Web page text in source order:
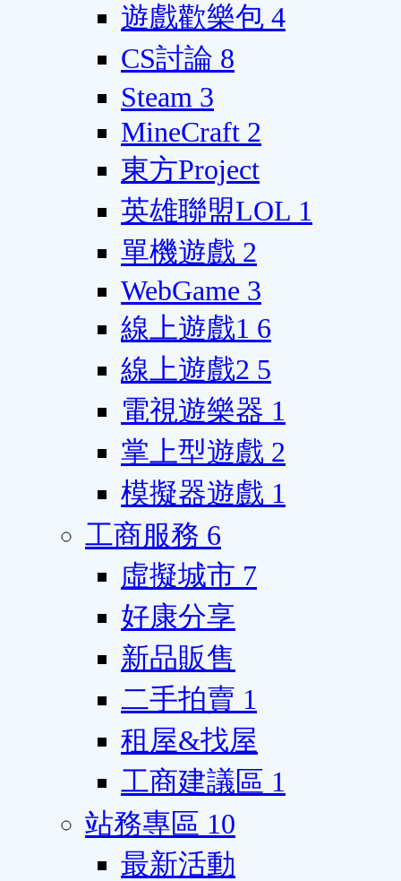
遊戲歡樂包 4
CS討論 8
Steam 3
MineCraft 2
東方Project
英雄聯盟LOL 1
單機遊戲 2
WebGame 3
線上遊戲1 6
線上遊戲2 5
電視遊樂器 1
掌上型遊戲 2
模擬器遊戲 1
工商服務 6
虛擬城市 7
好康分享
新品販售
二手拍賣 1
租屋&找屋
工商建議區 1
站務專區 10
最新活動